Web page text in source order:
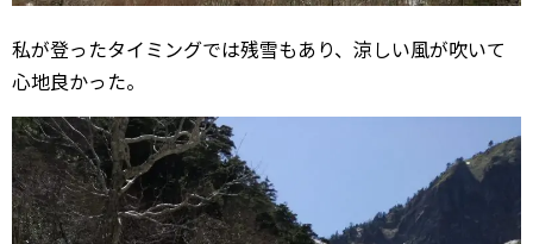
私が登ったタイミングでは残雪もあり、涼しい風が吹いて
心地良かった。